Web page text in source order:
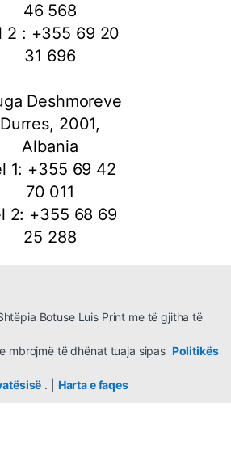
46 568
2 : +355 69 20
31 696
Deshmoreve
Durres, 2001,
Albania
1: +355 69 42
70 011
2: +355 68 69
25 288
Botuse Luis Print me të gjitha të
mbrojmë të dhënat tuaja sipas Politikës
. | Harta e faqes